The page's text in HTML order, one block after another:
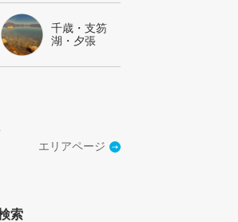
千歳・支笏
湖・夕張
エリアページ
索